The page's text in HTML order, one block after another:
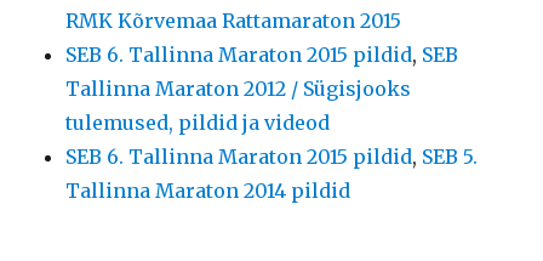
RMK Kõrvemaa Rattamaraton 2015
SEB 6. Tallinna Maraton 2015 pildid, SEB
Tallinna Maraton 2012 / Sügisjooks
tulemused, pildid ja videod
SEB 6. Tallinna Maraton 2015 pildid, SEB 5.
Tallinna Maraton 2014 pildid